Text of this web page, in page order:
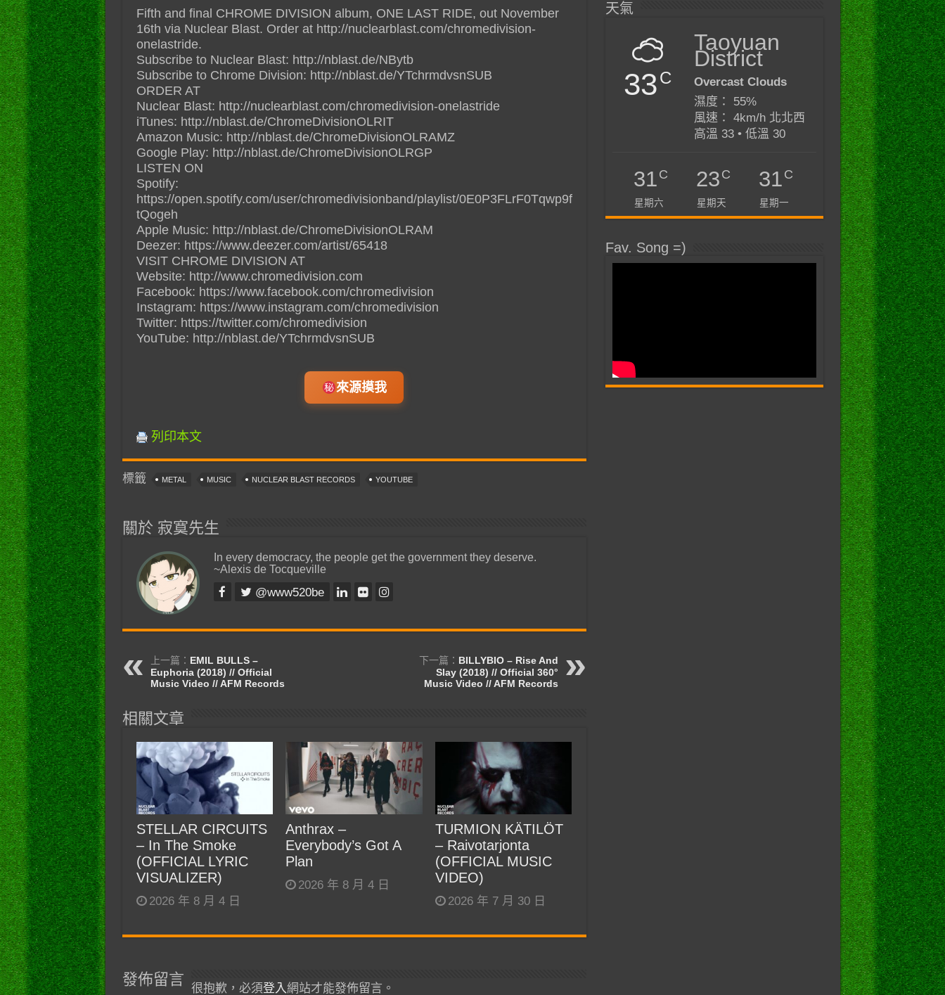
Fifth and final CHROME DIVISION album, ONE LAST RIDE, out November
16th via Nuclear Blast. Order at http://nuclearblast.com/chromedivision-
onelastride.
Subscribe to Nuclear Blast: http://nblast.de/NBytb
Subscribe to Chrome Division: http://nblast.de/YTchrmdvsnSUB
ORDER AT
Nuclear Blast: http://nuclearblast.com/chromedivision-onelastride
iTunes: http://nblast.de/ChromeDivisionOLRIT
Amazon Music: http://nblast.de/ChromeDivisionOLRAMZ
Google Play: http://nblast.de/ChromeDivisionOLRGP
LISTEN ON
Spotify:
https://open.spotify.com/user/chromedivisionband/playlist/0E0P3FLrF0Tqwp9f
tQogeh
Apple Music: http://nblast.de/ChromeDivisionOLRAM
Deezer: https://www.deezer.com/artist/65418
VISIT CHROME DIVISION AT
Website: http://www.chromedivision.com
Facebook: https://www.facebook.com/chromedivision
Instagram: https://www.instagram.com/chromedivision
Twitter: https://twitter.com/chromedivision‎
YouTube: http://nblast.de/YTchrmdvsnSUB
來源摸我
列印本文
標籤 METAL MUSIC NUCLEAR BLAST RECORDS YOUTUBE
關於 寂寞先生
In every democracy, the people get the government they deserve.
~Alexis de Tocqueville
@www520be
上一篇： EMIL BULLS –
Euphoria (2018) // Official
Music Video // AFM Records
下一篇： BILLYBIO – Rise And
Slay (2018) // Official 360°
Music Video // AFM Records
相關文章
STELLAR CIRCUITS
– In The Smoke
(OFFICIAL LYRIC
VISUALIZER)
2026 年 8 月 4 日
Anthrax –
Everybody’s Got A
Plan
2026 年 8 月 4 日
TURMION KÄTILÖT
– Raivotarjonta
(OFFICIAL MUSIC
VIDEO)
2026 年 7 月 30 日
發佈留言
很抱歉，必須登入網站才能發佈留言。
天氣
33C
Taoyuan
District
Overcast Clouds
濕度： 55%
風速： 4km/h 北北西
高溫 33 • 低溫 30
31C
星期六
23C
星期天
31C
星期一
Fav. Song =)